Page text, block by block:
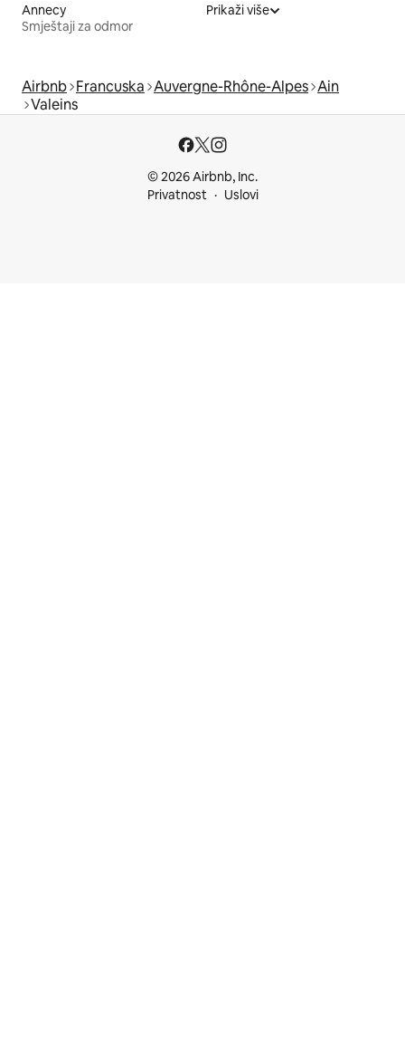
Annecy
Smještaji za odmor
Prikaži više
Airbnb Francuska Auvergne-Rhône-Alpes Ain
Valeins
© 2026 Airbnb, Inc.
Privatnost
Uslovi